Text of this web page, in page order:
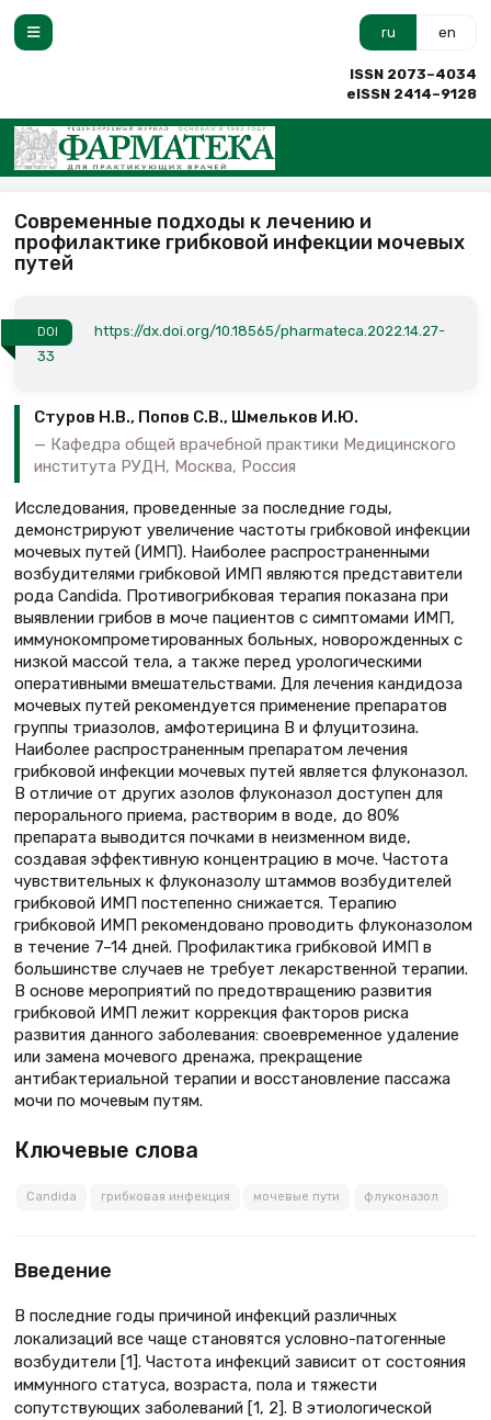
ru en
ISSN 2073–4034
eISSN 2414–9128
Современные подходы к лечению и
профилактике грибковой инфекции мочевых
путей
DOI
https://dx.doi.org/10.18565/pharmateca.2022.14.27-
33
Стуров Н.В., Попов С.В., Шмельков И.Ю.
Кафедра общей врачебной практики Медицинского
института РУДН, Москва, Россия
Исследования, проведенные за последние годы,
демонстрируют увеличение частоты грибковой инфекции
мочевых путей (ИМП). Наиболее распространенными
возбудителями грибковой ИМП являются представители
рода Candida. Противогрибковая терапия показана при
выявлении грибов в моче пациентов с симптомами ИМП,
иммунокомпрометированных больных, новорожденных с
низкой массой тела, а также перед урологическими
оперативными вмешательствами. Для лечения кандидоза
мочевых путей рекомендуется применение препаратов
группы триазолов, амфотерицина B и флуцитозина.
Наиболее распространенным препаратом лечения
грибковой инфекции мочевых путей является флуконазол.
В отличие от других азолов флуконазол доступен для
перорального приема, растворим в воде, до 80%
препарата выводится почками в неизменном виде,
создавая эффективную концентрацию в моче. Частота
чувствительных к флуконазолу штаммов возбудителей
грибковой ИМП постепенно снижается. Терапию
грибковой ИМП рекомендовано проводить флуконазолом
в течение 7–14 дней. Профилактика грибковой ИМП в
большинстве случаев не требует лекарственной терапии.
В основе мероприятий по предотвращению развития
грибковой ИМП лежит коррекция факторов риска
развития данного заболевания: своевременное удаление
или замена мочевого дренажа, прекращение
антибактериальной терапии и восстановление пассажа
мочи по мочевым путям.
Ключевые слова
Candida грибковая инфекция мочевые пути флуконазол
Введение
В последние годы причиной инфекций различных
локализаций все чаще становятся условно-патогенные
возбудители [1]. Частота инфекций зависит от состояния
иммунного статуса, возраста, пола и тяжести
сопутствующих заболеваний [1, 2]. В этиологической